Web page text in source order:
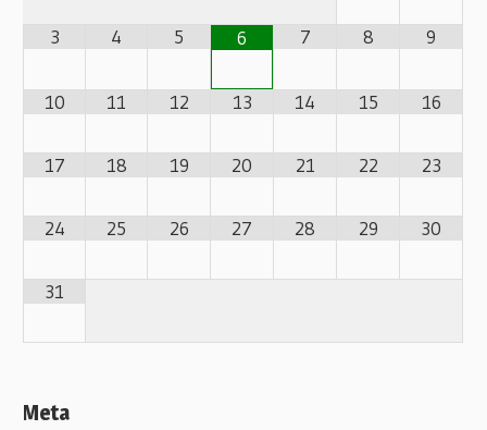
3 4 5 6 7 8 9
10 11 12 13 14 15 16
17 18 19 20 21 22 23
24 25 26 27 28 29 30
31
Meta